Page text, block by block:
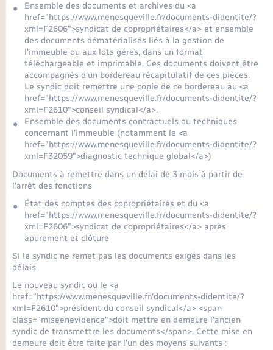
Ensemble des documents et archives du <a
href="https://www.menesqueville.fr/documents-didentite/?
xml=F2606">syndicat de copropriétaires</a> et ensemble
des documents dématérialisés liés à la gestion de
l'immeuble ou aux lots gérés, dans un format
téléchargeable et imprimable. Ces documents doivent être
accompagnés d'un bordereau récapitulatif de ces pièces.
Le syndic doit remettre une copie de ce bordereau au <a
href="https://www.menesqueville.fr/documents-didentite/?
xml=F2610">conseil syndical</a>.
Ensemble des documents contractuels ou techniques
concernant l'immeuble (notamment le <a
href="https://www.menesqueville.fr/documents-didentite/?
xml=F32059">diagnostic technique global</a>)
Documents à remettre dans un délai de 3 mois à partir de
l'arrêt des fonctions
État des comptes des copropriétaires et du <a
href="https://www.menesqueville.fr/documents-didentite/?
xml=F2606">syndicat de copropriétaires</a> après
apurement et clôture
Si le syndic ne remet pas les documents exigés dans les
délais
Le nouveau syndic ou le <a
href="https://www.menesqueville.fr/documents-didentite/?
xml=F2610">président du conseil syndical</a> <span
class="miseenevidence">doit mettre en demeure l'ancien
syndic de transmettre les documents</span>. Cette mise en
demeure doit être faite par l'un des moyens suivants :